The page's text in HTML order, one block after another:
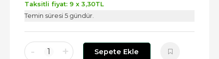
Taksitli fiyat: 9 x 3,30TL
Temin süresi 5 gündür.
- 1 + Sepete Ekle